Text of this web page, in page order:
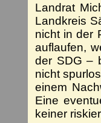
Landrat
Landkreis
nicht in der
auflaufen,
der SDG –
nicht
einem
Eine
keiner